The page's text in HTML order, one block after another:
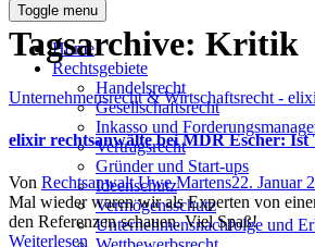
Toggle menu
Home
Rechtsgebiete
Handelsrecht
Gesellschaftsrecht
Inkasso und
Vertragsrecht
Gründer und Start-ups
Ideenschutz
Vermögensschutz
Unternehmensnachfolge und
Tagsarchive: Kritik
Unternehmensrecht & Wirtschaftsrecht -
elixir rechtsanwälte bei MDR Escher: Ist
Author
Von Rechtsanwalt Uwe MartensPosted
on
22. Januar
Mal wieder waren wir als Experten von
den Referenzen schauen. Viel Spaß!
Weiterlesen